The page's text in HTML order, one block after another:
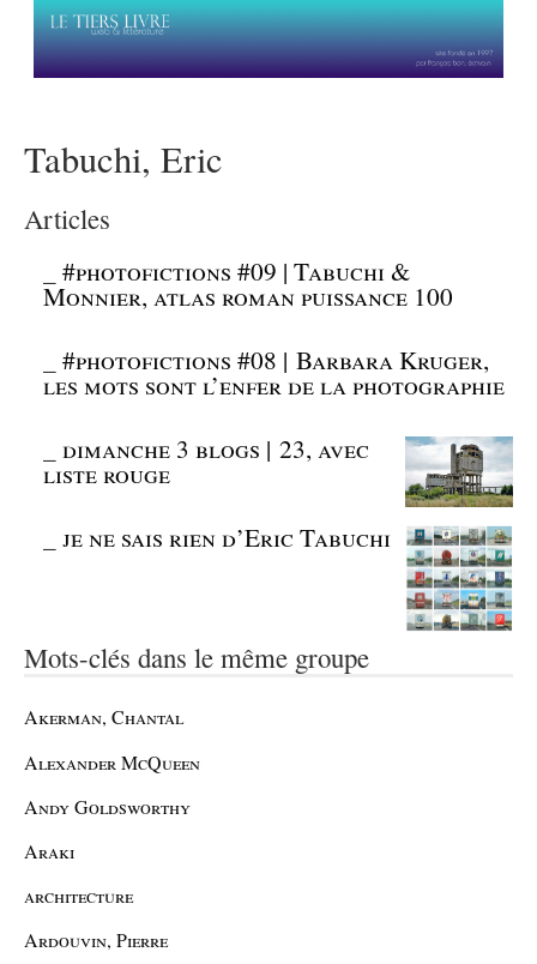
Tabuchi, Eric
Articles
_#photofictions #09 | Tabuchi &
Monnier, atlas roman puissance 100
_#photofictions #08 | Barbara Kruger,
les mots sont l’enfer de la photographie
_dimanche 3 blogs | 23, avec
liste rouge
_je ne sais rien d’Eric Tabuchi
Mots-clés dans le même groupe
Akerman, Chantal
Alexander McQueen
Andy Goldsworthy
Araki
architecture
Ardouvin, Pierre